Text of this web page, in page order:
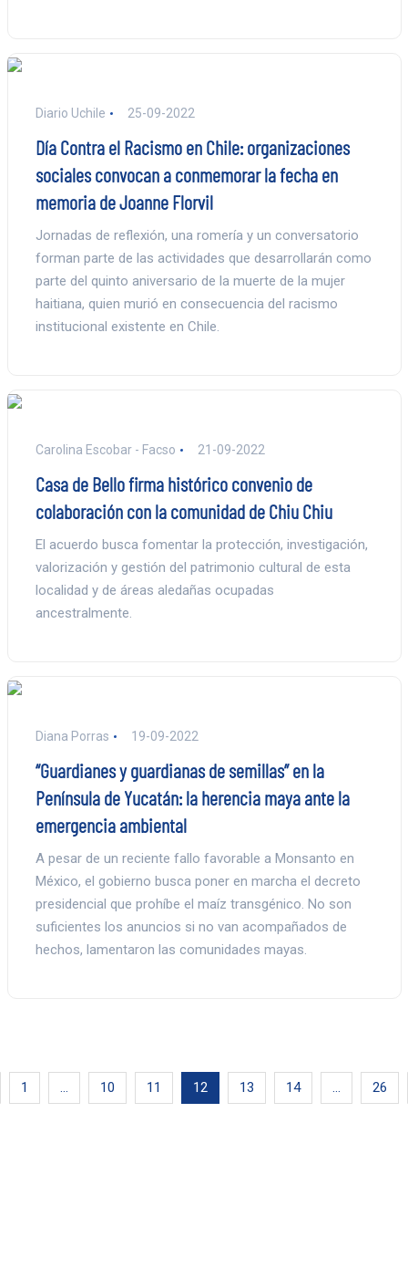
Diario Uchile 25-09-2022
Día Contra el Racismo en Chile: organizaciones
sociales convocan a conmemorar la fecha en
memoria de Joanne Florvil
Jornadas de reflexión, una romería y un conversatorio
forman parte de las actividades que desarrollarán como
parte del quinto aniversario de la muerte de la mujer
haitiana, quien murió en consecuencia del racismo
institucional existente en Chile.
Carolina Escobar - Facso 21-09-2022
Casa de Bello firma histórico convenio de
colaboración con la comunidad de Chiu Chiu
El acuerdo busca fomentar la protección, investigación,
valorización y gestión del patrimonio cultural de esta
localidad y de áreas aledañas ocupadas
ancestralmente.
Diana Porras 19-09-2022
“Guardianes y guardianas de semillas” en la
Península de Yucatán: la herencia maya ante la
emergencia ambiental
A pesar de un reciente fallo favorable a Monsanto en
México, el gobierno busca poner en marcha el decreto
presidencial que prohíbe el maíz transgénico. No son
suficientes los anuncios si no van acompañados de
hechos, lamentaron las comunidades mayas.
1 … 10 11 12 13 14 … 26